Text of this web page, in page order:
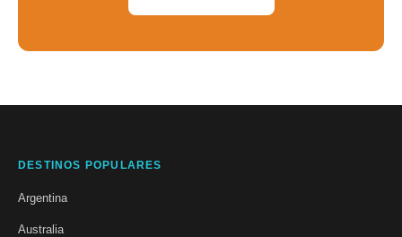
DESTINOS POPULARES
Argentina
Australia